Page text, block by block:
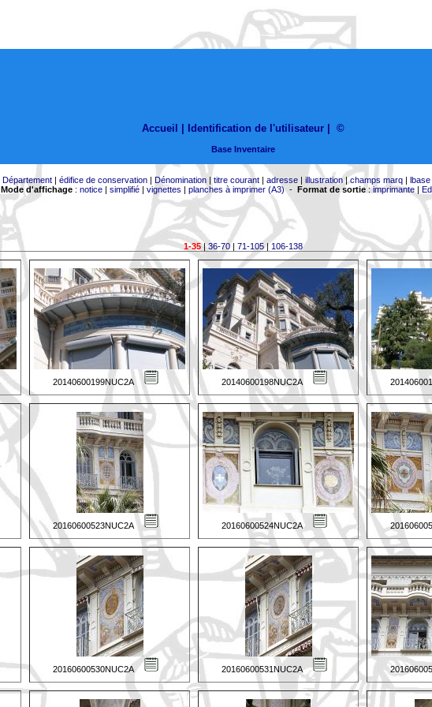
Accueil | Identification de l'utilisateur ©
Base Inventaire
Département| édifice de conservation| Dénomination| titre courant| adresse| illustration|champs marq| lbase
Mode d'affichage: notice| simplifié| vignettes | planches à imprimer (A3)- Format de sortie:imprimante|
1-35|36-70| 71-105| 106-138
20140600199NUC2A 20140600198NUC2A
20160600523NUC2A 20160600524NUC2A
20160600530NUC2A 20160600531NUC2A